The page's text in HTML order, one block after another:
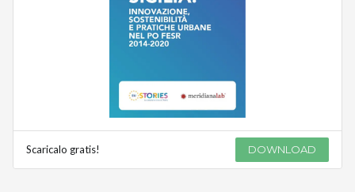
Scaricalo gratis! DOWNLOAD